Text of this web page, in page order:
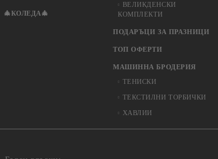
🎄КОЛЕДА🎄
ВЕЛИКДЕНСКИ
КОМПЛЕКТИ
ПОДАРЪЦИ ЗА ПРАЗНИЦИ
ТОП ОФЕРТИ
МАШИННА БРОДЕРИЯ
ТЕНИСКИ
ТЕКСТИЛНИ ТОРБИЧКИ
ХАВЛИИ